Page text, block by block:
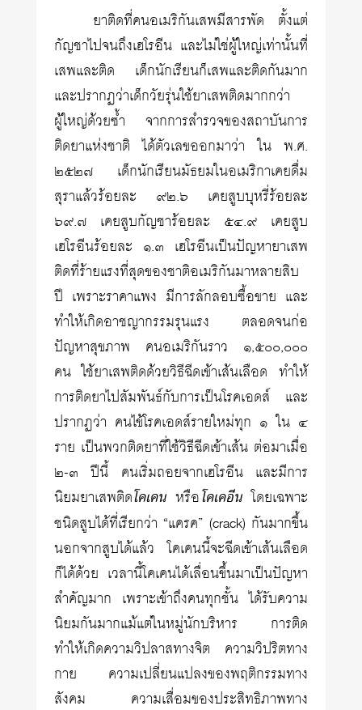
ยาติดที่คนอเมริกันเสพมีสารพัด ตั้งแต่
กัญชาไปจนถึงเฮโรอีน และไม่ใช่ผู้ใหญ่เท่านั้นที่
เสพและติด เด็กนักเรียนก็เสพและติดกันมาก
และปรากฏว่าเด็กวัยรุ่นใช้ยาเสพติดมากกว่า
ผู้ใหญ่ด้วยซ้ำ จากการสำรวจของสถาบันการ
ติดยาแห่งชาติ ได้ตัวเลขออกมาว่า ใน พ.ศ.
๒๕๒๗ เด็กนักเรียนมัธยมในอเมริกาเคยดื่ม
สุราแล้วร้อยละ ๙๒.๖ เคยสูบบุหรี่ร้อยละ
๖๙.๗ เคยสูบกัญชาร้อยละ ๕๔.๙ เคยสูบ
เฮโรอีนร้อยละ ๑.๓ เฮโรอีนเป็นปัญหายาเสพ
ติดที่ร้ายแรงที่สุดของชาติอเมริกันมาหลายสิบ
ปี เพราะราคาแพง มีการลักลอบซื้อขาย และ
ทำให้เกิดอาชญากรรมรุนแรง ตลอดจนก่อ
ปัญหาสุขภาพ คนอเมริกันราว ๑,๕๐๐,๐๐๐
คน ใช้ยาเสพติดด้วยวิธีฉีดเข้าเส้นเลือด ทำให้
การติดยาไปสัมพันธ์กับการเป็นโรคเอดส์ และ
ปรากฏว่า คนไข้โรคเอดส์รายใหม่ทุก ๑ ใน ๔
ราย เป็นพวกติดยาที่ใช้วิธีฉีดเข้าเส้น ต่อมาเมื่อ
๒-๓ ปีนี้ คนเริ่มถอยจากเฮโรอีน และมีการ
นิยมยาเสพติดโคเคน หรือโคเคอีนโดยเฉพาะ
ชนิดสูบได้ที่เรียกว่า “แครค” (crack) กันมากขึ้น
นอกจากสูบได้แล้ว โคเคนนี้จะฉีดเข้าเส้นเลือด
ก็ได้ด้วย เวลานี้โคเคนได้เลื่อนขึ้นมาเป็นปัญหา
สำคัญมาก เพราะเข้าถึงคนทุกชั้น ได้รับความ
นิยมกันมากแม้แต่ในหมู่นักบริหาร การติด
ทำให้เกิดความวิปลาสทางจิต ความวิปริตทาง
กาย ความเปลี่ยนแปลงของพฤติกรรมทาง
สังคม ความเสื่อมของประสิทธิภาพทาง